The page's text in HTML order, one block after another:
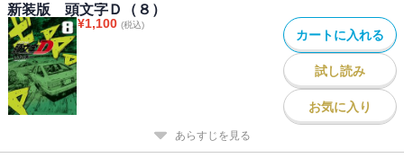
新装版 頭文字Ｄ（８）
¥1,100 (税込)
カートに入れる
試し読み
お気に入り
あらすじを見る